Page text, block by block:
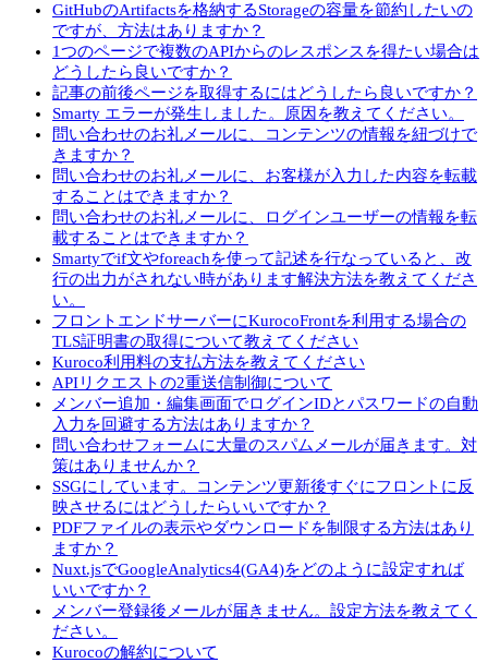
GitHubのArtifactsを格納するStorageの容量を節約したいの
ですが、方法はありますか？
1つのページで複数のAPIからのレスポンスを得たい場合は
どうしたら良いですか？
記事の前後ページを取得するにはどうしたら良いですか？
Smarty エラーが発生しました。原因を教えてください。
問い合わせのお礼メールに、コンテンツの情報を紐づけで
きますか？
問い合わせのお礼メールに、お客様が入力した内容を転載
することはできますか？
問い合わせのお礼メールに、ログインユーザーの情報を転
載することはできますか？
Smartyでif文やforeachを使って記述を行なっていると、改
行の出力がされない時があります解決方法を教えてくださ
い。
フロントエンドサーバーにKurocoFrontを利用する場合の
TLS証明書の取得について教えてください
Kuroco利用料の支払方法を教えてください
APIリクエストの2重送信制御について
メンバー追加・編集画面でログインIDとパスワードの自動
入力を回避する方法はありますか？
問い合わせフォームに大量のスパムメールが届きます。対
策はありませんか？
SSGにしています。コンテンツ更新後すぐにフロントに反
映させるにはどうしたらいいですか？
PDFファイルの表示やダウンロードを制限する方法はあり
ますか？
Nuxt.jsでGoogleAnalytics4(GA4)をどのように設定すれば
いいですか？
メンバー登録後メールが届きません。設定方法を教えてく
ださい。
Kurocoの解約について